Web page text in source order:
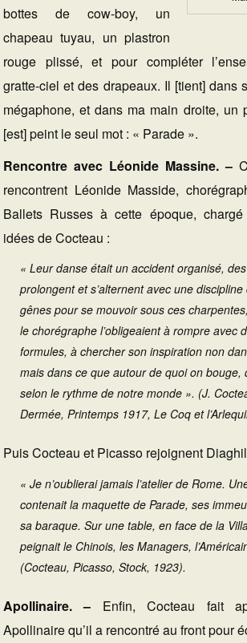
bottes de cow-boy, un
chapeau tuyau, un plastron
rouge plissé, et pour compléter
gratte-ciel et des drapeaux. Il [tient] dans
mégaphone, et dans ma main droite, un
[est] peint le seul mot : « Parade ».
Rencontre avec Léonide Massine. –
rencontrent Léonide Masside,
Ballets Russes à cette époque,
idées de Cocteau :
« Leur danse était un accident organisé,
prolongent et s’alternent avec une
gênes pour se mouvoir sous ces
le chorégraphe l’obligeaient à rompre avec
formules, à chercher son inspiration non
mais dans ce que autour de quoi on bouge,
selon le rythme de notre monde ». (J.
Dermée, Printemps 1917, Le Coq et
Puis Cocteau et Picasso rejoignent
« Je n’oublierai jamais l’atelier de Rome.
contenait la maquette de Parade, ses
sa baraque. Sur une table, en face de la
peignait le Chinois, les Managers,
(Cocteau, Picasso, Stock, 1923).
Apollinaire. – Enfin, Cocteau fait
Apollinaire qu’il a rencontré au front pour